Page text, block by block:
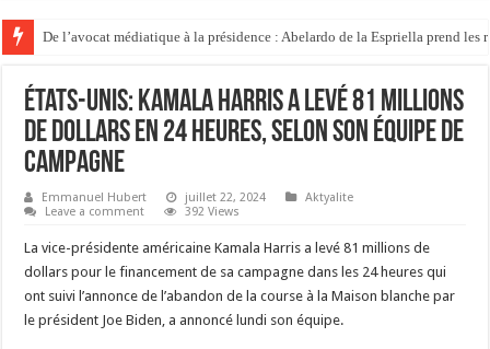
De l’avocat médiatique à la présidence : Abelardo de la Espriella prend les
États-Unis: Kamala Harris a levé 81 millions
de dollars en 24 heures, selon son équipe de
campagne
Emmanuel Hubert juillet 22, 2024
Aktyalite
Leave a comment
392 Views
La vice-présidente américaine Kamala Harris a levé 81 millions de
dollars pour le financement de sa campagne dans les 24 heures qui
ont suivi l’annonce de l’abandon de la course à la Maison blanche par
le président Joe Biden, a annoncé lundi son équipe.